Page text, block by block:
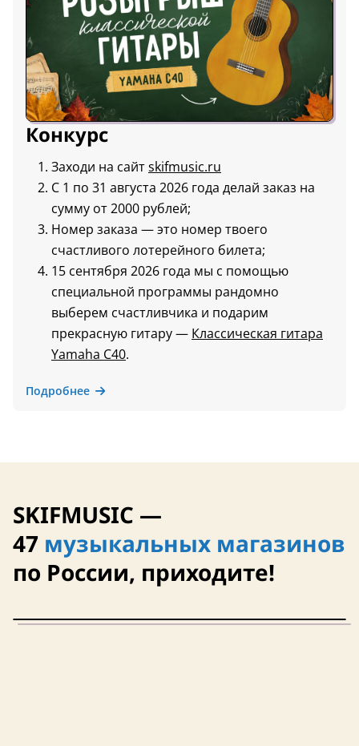
Конкурс
Заходи на сайтskifmusic.ru
С 1 по 31 августа 2026 года делай заказ на
сумму от 2000 рублей;
Номер заказа — это номер твоего
счастливого лотерейного билета;
15 сентября 2026 года мы с помощью
специальной программы рандомно
выберем счастливчика и подарим
прекрасную гитару — Классическая гитара
Yamaha C40.
Подробнее
SKIFMUSIC —
47 музыкальных магазинов
по России, приходите!